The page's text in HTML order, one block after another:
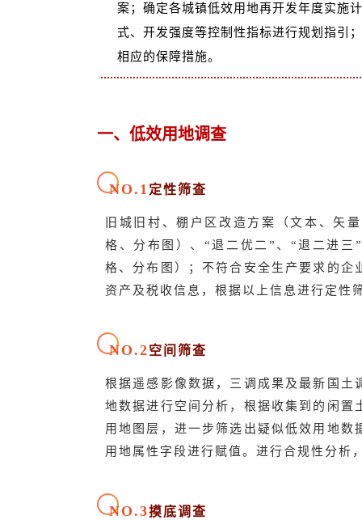
案；确定各城镇低效用地再开发年度实施
式、开发强度等控制性指标进行规划指引
相应的保障措施。
一、低效用地调查
NO.1 定性筛查
旧城旧村、棚户区改造方案（文本、矢
格、分布图）、“退二优二”、“退二进
格、分布图）；不符合安全生产要求的
资产及税收信息，根据以上信息进行定性
NO.2空间筛查
根据遥感影像数据，三调成果及最新国
地数据进行空间分析，根据收集到的闲
用地图层，进一步筛选出疑似低效用地
用地属性字段进行赋值。进行合规性分析
NO.3摸底调查